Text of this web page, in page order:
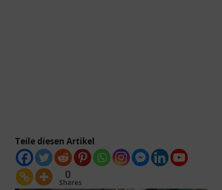
Teile diesen Artikel
0
Shares